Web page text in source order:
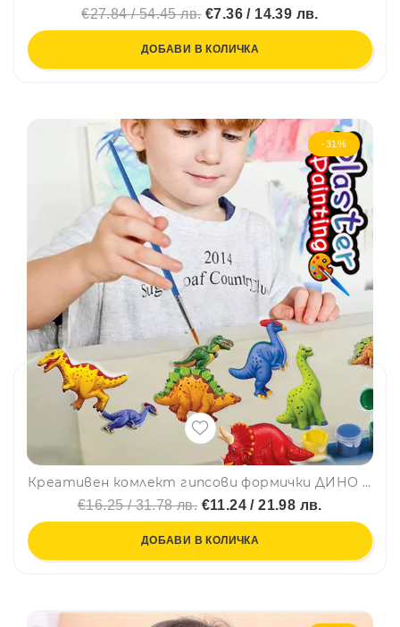
€27.84 / 54.45 лв.€7.36 / 14.39 лв.
ДОБАВИ В КОЛИЧКА
-31%
Креативен комлект гипсови формички ДИНО 814 за оцветяване, арт комплет, 23 части, 5+
€16.25 / 31.78 лв.€11.24 / 21.98 лв.
ДОБАВИ В КОЛИЧКА